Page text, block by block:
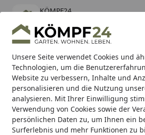
Unsere Seite verwendet Cookies und
Technologien, um die
Website zu verbessern, Inhalte und
personalisieren und die Nutzung
analysieren. Mit Ihrer Einwilligung
Verwendung von Cookies sowie der
persönlichen Daten zu, um Ihnen ein
Surferlebnis und mehr Funktionen zu
KÖMPF24
kostenlos - Im App Store
Alle Produkte
Mein Konto
Suchen
Karibu Pools inkl. gratis
Starterset (Gesamtwert